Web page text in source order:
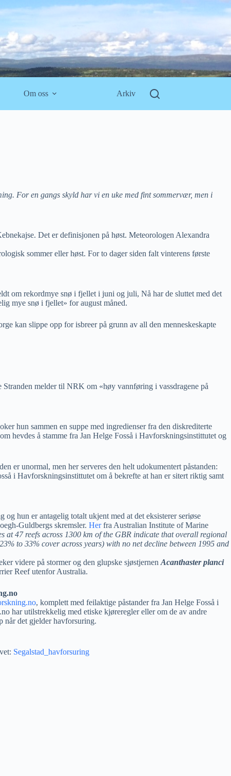
Om oss Arkiv
For en gangs skyld har vi en uke med fint sommervær, men i
Det er definisjonen på høst. Meteorologen Alexandra
sommer eller høst. For to dager siden falt vinterens første
om rekordmye snø i fjellet i juni og juli, Nå har de sluttet med det
mye snø i fjellet» for august måned.
kan slippe opp for isbreer på grunn av all den menneskeskapte
melder til NRK om «høy vannføring i vassdragene på
hun sammen en suppe med ingredienser fra den diskrediterte
hevdes å stamme fra Jan Helge Fosså i Havforskningsinstittutet og
er unormal, men her serveres den helt udokumentert påstanden:
i Havforskningsinstittutet om å bekrefte at han er sitert riktig samt
hun er antagelig totalt ukjent med at det eksisterer seriøse
Guldbergs skremsler. Herfra Australian Institute of Marine
at 47 reefs across 1300 km of the GBR indicate that overall regional
to 33% cover across years) with no net decline between 1995 and
videre på stormer og den glupske sjøstjernen Acanthaster planci
Reef utenfor Australia.
, komplett med feilaktige påstander fra Jan Helge Fosså i
har utilstrekkelig med etiske kjøreregler eller om de av andre
når det gjelder havforsuring.
Segalstad_havforsuring